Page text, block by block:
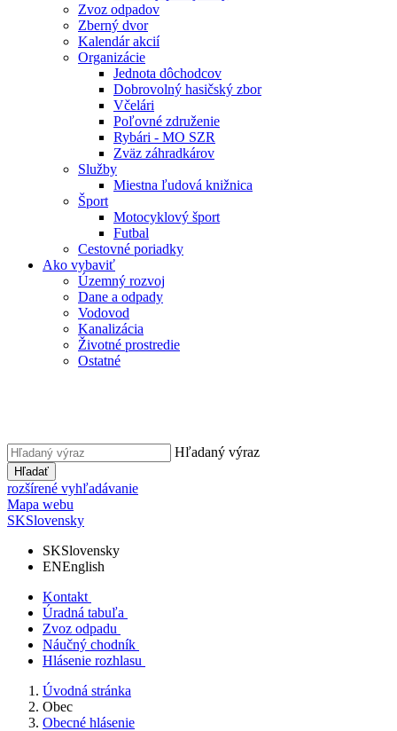
Zvoz odpadov
Zberný dvor
Kalendár akcií
Organizácie
Jednota dôchodcov
Dobrovolný hasičský zbor
Včelári
Poľovné združenie
Rybári - MO SZR
Zväz záhradkárov
Služby
Miestna ľudová knižnica
Šport
Motocyklový šport
Futbal
Cestovné poriadky
Ako vybaviť
Územný rozvoj
Dane a odpady
Vodovod
Kanalizácia
Životné prostredie
Ostatné
Hľadaný výraz
Hľadať
rozšírené vyhľadávanie
Mapa webu
SKSlovensky
SKSlovensky
ENEnglish
Kontakt
Úradná tabuľa
Zvoz odpadu
Náučný chodník
Hlásenie rozhlasu
Úvodná stránka
Obec
Obecné hlásenie